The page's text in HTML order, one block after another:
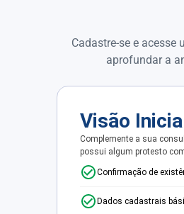
Cadastre-se e
aprofundar a
Visão
Complemente a sua
possui algum protesto
Confirmação de
Dados cadastrais